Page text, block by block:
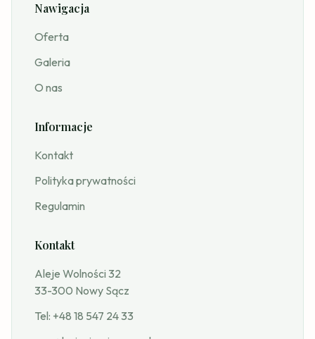
Nawigacja
Oferta
Galeria
O nas
Informacje
Kontakt
Polityka prywatności
Regulamin
Kontakt
Aleje Wolności 32
33-300 Nowy Sącz
Tel: +48 18 547 24 33